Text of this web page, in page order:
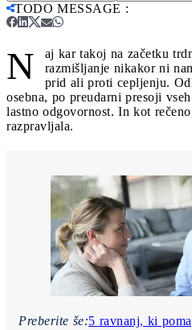
TODO MESSAGE :
N
aj kar takoj na začetku
razmišljanje nikakor ni
prid ali proti cepljenju.
osebna, po preudarni presoji
lastno odgovornost. In kot
razpravljala.
Preberite še:5 ravnanj, ki